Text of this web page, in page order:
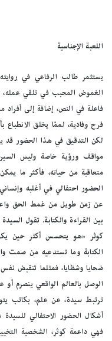
اللعبة الإجناسية
يستثمر طالب الرفاعي في
الغموض المحبب في تلقي عمله،
فاعلة في النص، إضافة إلى أفراد
فرح وفادية، لممّا يخلق
لكن التدقيق في هذا الحضور قد
مواقف ورؤية خاصة وليس
متعاقبة من حياته، فأكثر ما
الحضور احتفالي في أغلبه
عن زمن طويل من غمط الحق
بين القراءة والكتابة. تقول
الكتابة وما تستدعيه من
ضحايا وشظايا، فمثلما تنقبض
الوصل بالعالم الواقعي ينصرم
ترتبط سيدة، عن علم، بكاتب
أشكال الحضور الاحتفالي
فهي داعمة كوثر، الشخصية